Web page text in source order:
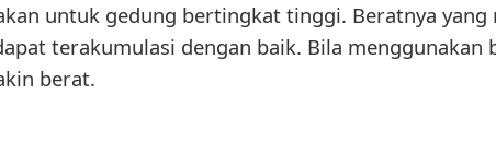
untuk gedung bertingkat tinggi. Beratnya
terakumulasi dengan baik. Bila menggunakan
berat.